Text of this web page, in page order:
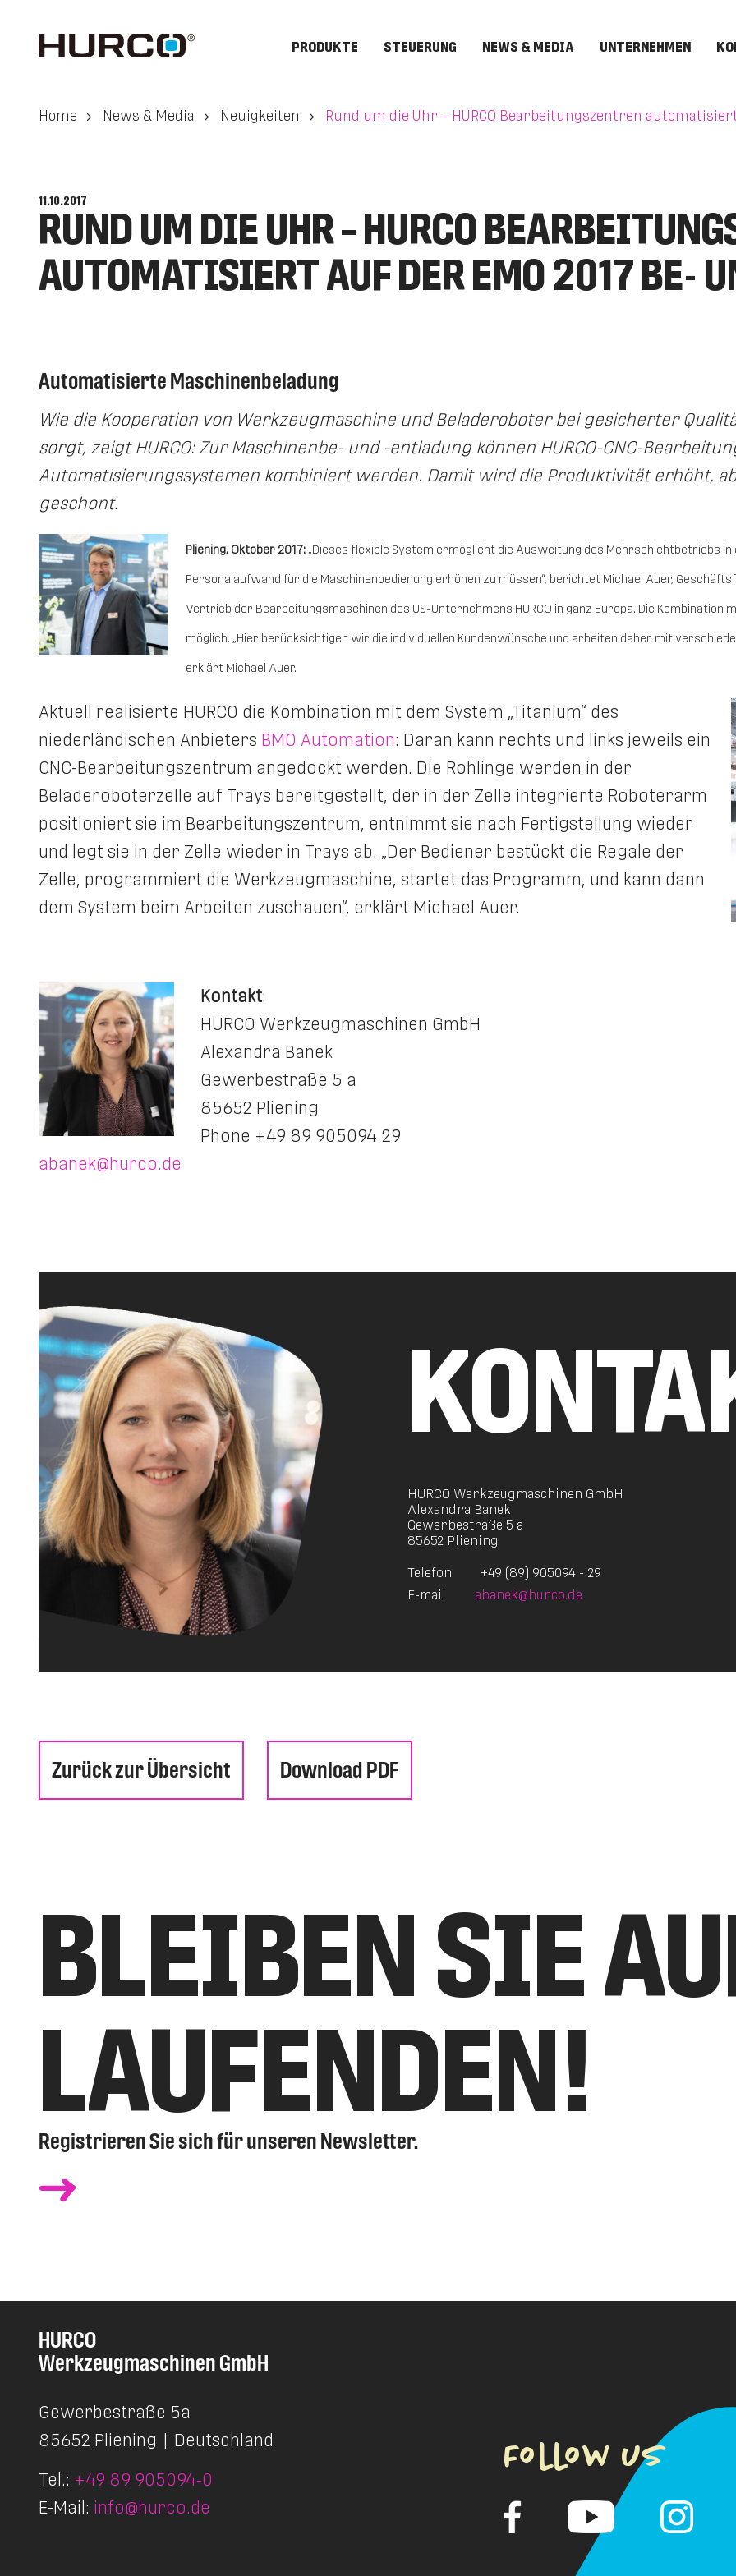
PRODUKTE STEUERUNG NEWS & MEDIA UNTERNEHMEN
Home News & Media Neuigkeiten Rund um die Uhr – HURCO Bearbeitungszentren
11.10.2017
RUND UM DIE UHR – HURCO
AUTOMATISIERT AUF DER EMO 2017 BE-
Automatisierte Maschinenbeladung
Wie die Kooperation von Werkzeugmaschine und Beladeroboter bei gesicherter
sorgt, zeigt HURCO: Zur Maschinenbe- und -entladung können HURCO-CNC-
Automatisierungssystemen kombiniert werden. Damit wird die Produktivität erhöht,
geschont.
Pliening, Oktober 2017:„Dieses flexible System ermöglicht die Ausweitung des Mehrschichtbetriebs
Personalaufwand für die Maschinenbedienung erhöhen zu müssen“, berichtet Michael Auer,
Vertrieb der Bearbeitungsmaschinen des US-Unternehmens HURCO in ganz Europa. Die
möglich. „Hier berücksichtigen wir die individuellen Kundenwünsche und arbeiten daher mit
erklärt Michael Auer.
Aktuell realisierte HURCO die Kombination mit dem System „Titanium“ des
niederländischen Anbieters BMO Automation: Daran kann rechts und links jeweils ein
CNC-Bearbeitungszentrum angedockt werden. Die Rohlinge werden in der
Beladeroboterzelle auf Trays bereitgestellt, der in der Zelle integrierte Roboterarm
positioniert sie im Bearbeitungszentrum, entnimmt sie nach Fertigstellung wieder
und legt sie in der Zelle wieder in Trays ab. „Der Bediener bestückt die Regale der
Zelle, programmiert die Werkzeugmaschine, startet das Programm, und kann dann
dem System beim Arbeiten zuschauen“, erklärt Michael Auer.
Kontakt:
HURCO Werkzeugmaschinen GmbH
Alexandra Banek
Gewerbestraße 5 a
85652 Pliening
Phone +49 89 905094 29
abanek@hurco.de
HURCO Werkzeugmaschinen GmbH
Alexandra Banek
Gewerbestraße 5 a
85652 Pliening
Telefon
+49 (89) 905094 - 29
E-mail
abanek@hurco.de
Zurück zur Übersicht Download PDF
BLEIBEN SIE
LAUFENDEN!
Registrieren Sie sich für unseren Newsletter.
HURCO
Werkzeugmaschinen GmbH
Gewerbestraße 5a
85652 Pliening | Deutschland
Tel.: +49 89 905094‑0
E-Mail: info@hurco.de
Follow us